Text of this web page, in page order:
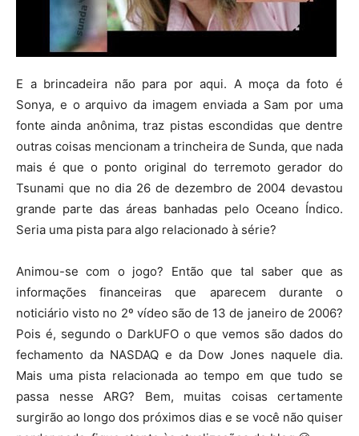
E a brincadeira não para por aqui. A moça da foto é
Sonya, e o arquivo da imagem enviada a Sam por uma
fonte ainda anônima, traz pistas escondidas que dentre
outras coisas mencionam a trincheira de Sunda, que nada
mais é que o ponto original do terremoto gerador do
Tsunami que no dia 26 de dezembro de 2004 devastou
grande parte das áreas banhadas pelo Oceano Índico.
Seria uma pista para algo relacionado à série?
Animou-se com o jogo? Então que tal saber que as
informações financeiras que aparecem durante o
noticiário visto no 2º vídeo são de 13 de janeiro de 2006?
Pois é, segundo o DarkUFO o que vemos são dados do
fechamento da NASDAQ e da Dow Jones naquele dia.
Mais uma pista relacionada ao tempo em que tudo se
passa nesse ARG? Bem, muitas coisas certamente
surgirão ao longo dos próximos dias e se você não quiser